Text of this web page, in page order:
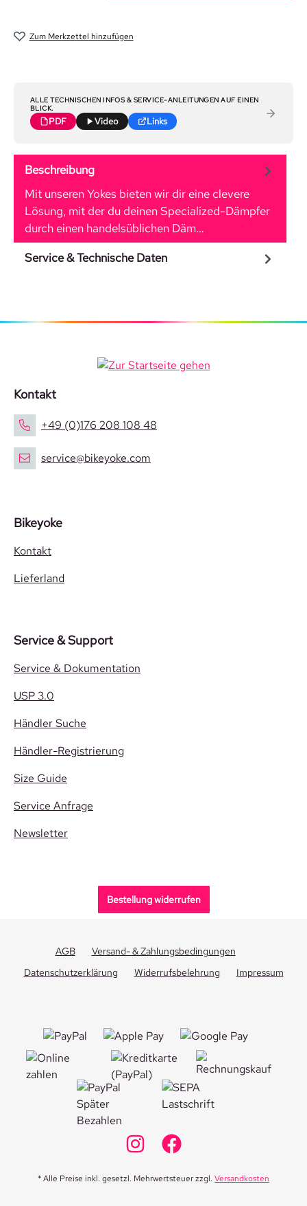
Zum Merkzettel hinzufügen
ALLE TECHNISCHEN INFOS & SERVICE-ANLEITUNGEN AUF EINEN
BLICK.
PDF Video Links
Beschreibung
Mit unseren Yokes bieten wir dir eine clevere
Lösung, mit der du deinen Specialized-Dämpfer
durch einen handelsüblichen Däm…
Service & Technische Daten
Kontakt
+49 (0)176 208 108 48
service@bikeyoke.com
Bikeyoke
Kontakt
Lieferland
Service & Support
Service & Dokumentation
USP 3.0
Händler Suche
Händler-Registrierung
Size Guide
Service Anfrage
Newsletter
Bestellung widerrufen
AGB
Versand- & Zahlungsbedingungen
Datenschutzerklärung
Widerrufsbelehrung Impressum
* Alle Preise inkl. gesetzl. Mehrwertsteuer zzgl. Versandkosten